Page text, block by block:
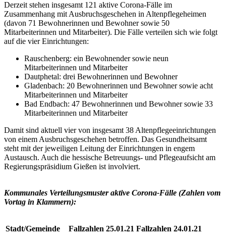
Derzeit stehen insgesamt 121 aktive Corona-Fälle im
Zusammenhang mit Ausbruchsgeschehen in Altenpflegeheimen
(davon 71 Bewohnerinnen und Bewohner sowie 50
Mitarbeiterinnen und Mitarbeiter). Die Fälle verteilen sich wie folgt
auf die vier Einrichtungen:
Rauschenberg: ein Bewohnender sowie neun
Mitarbeiterinnen und Mitarbeiter
Dautphetal: drei Bewohnerinnen und Bewohner
Gladenbach: 20 Bewohnerinnen und Bewohner sowie acht
Mitarbeiterinnen und Mitarbeiter
Bad Endbach: 47 Bewohnerinnen und Bewohner sowie 33
Mitarbeiterinnen und Mitarbeiter
Damit sind aktuell vier von insgesamt 38 Altenpflegeeinrichtungen
von einem Ausbruchsgeschehen betroffen. Das Gesundheitsamt
steht mit der jeweiligen Leitung der Einrichtungen in engem
Austausch. Auch die hessische Betreuungs- und Pflegeaufsicht am
Regierungspräsidium Gießen ist involviert.
Kommunales Verteilungsmuster aktive Corona-Fälle (Zahlen vom
Vortag in Klammern):
Stadt/Gemeinde Fallzahlen 25.01.21 Fallzahlen 24.01.21